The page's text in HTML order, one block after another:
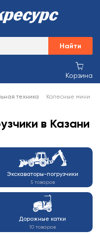
Найти
Корзина
техника
Колесные мини
в Казани
Экскаваторы-погрузчики
5 товаров
Дорожные катки
10 товаров